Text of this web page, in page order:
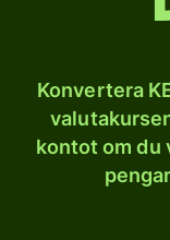
Konvertera
kontot om du